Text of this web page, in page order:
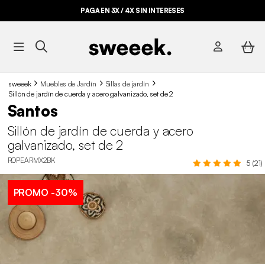
PAGA EN 3X / 4X SIN INTERESES
sweeek Muebles de Jardín
Sillas de jardín
Sillón de jardín de cuerda y acero galvanizado, set de 2
Santos
Sillón de jardín de cuerda y acero
galvanizado, set de 2
ROPEARMX2BK 5 (21)
PROMO -30%